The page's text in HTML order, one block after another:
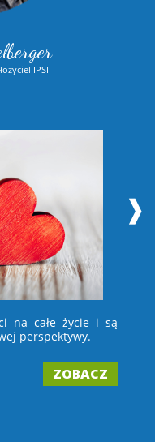
IPSI
na całe życie i są
perspektywy.
ZOBACZ
❱